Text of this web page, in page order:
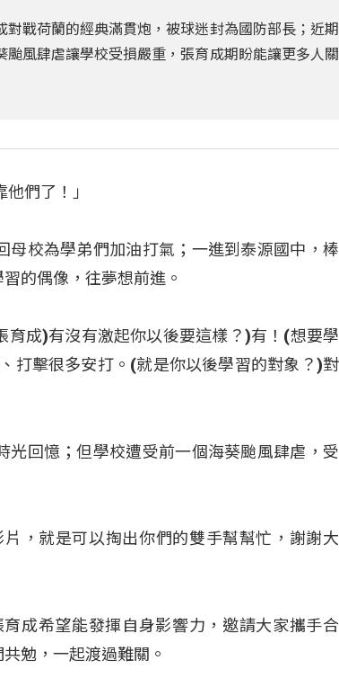
戰荷蘭的經典滿貫炮，被球迷封為國防部長；近期
風肆虐讓學校受損嚴重，張育成期盼能讓更多人關
們了！」
校為學弟們加油打氣；一進到泰源國中，棒
的偶像，往夢想前進。
成)有沒有激起你以後要這樣？)有！(想要學
打擊很多安打。(就是你以後學習的對象？)對
回憶；但學校遭受前一個海葵颱風肆虐，受
，就是可以掏出你們的雙手幫幫忙，謝謝大
成希望能發揮自身影響力，邀請大家攜手合
勉，一起渡過難關。